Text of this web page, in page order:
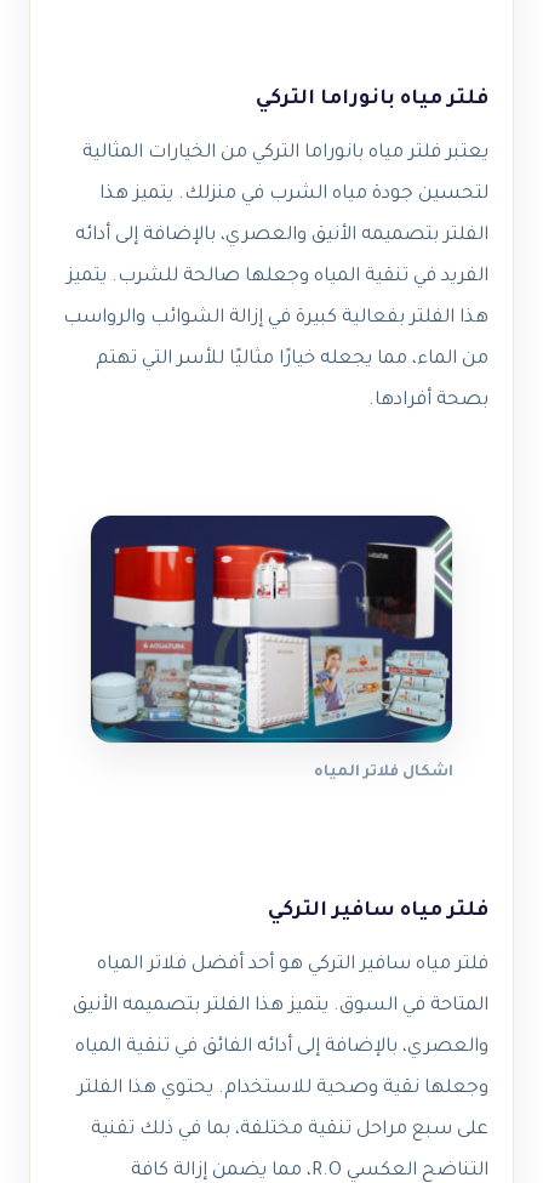
فلتر مياه بانوراما التركي
يعتبر فلتر مياه بانوراما التركي من الخيارات المثالية
لتحسين جودة مياه الشرب في منزلك. يتميز هذا
الفلتر بتصميمه الأنيق والعصري، بالإضافة إلى أدائه
الفريد في تنقية المياه وجعلها صالحة للشرب. يتميز
هذا الفلتر بفعالية كبيرة في إزالة الشوائب والرواسب
من الماء، مما يجعله خيارًا مثاليًا للأسر التي تهتم
بصحة أفرادها.
اشكال فلاتر المياه
فلتر مياه سافير التركي
فلتر مياه سافير التركي هو أحد أفضل فلاتر المياه
المتاحة في السوق. يتميز هذا الفلتر بتصميمه الأنيق
والعصري، بالإضافة إلى أدائه الفائق في تنقية المياه
وجعلها نقية وصحية للاستخدام. يحتوي هذا الفلتر
على سبع مراحل تنقية مختلفة، بما في ذلك تقنية
التناضح العكسي R.O، مما يضمن إزالة كافة